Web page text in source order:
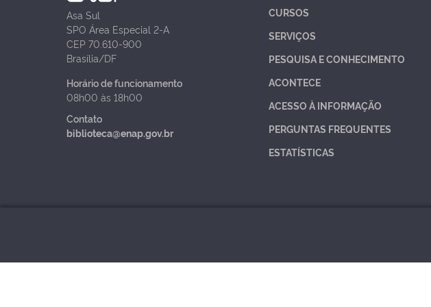
Asa Sul
SPO Área Especial 2-A
CEP 70.610-900
Brasília/DF
Horário de funcionamento
08h00 às 18h00
Contato
biblioteca@enap.gov.br
CURSOS
SERVIÇOS
PESQUISA E CONHECIMENTO
ACONTECE
ACESSO À INFORMAÇÃO
PERGUNTAS FREQUENTES
ESTATÍSTICAS